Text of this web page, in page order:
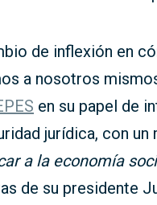
de inflexión en
a nosotros
en su papel de
jurídica, con
a la economía
de su presidente